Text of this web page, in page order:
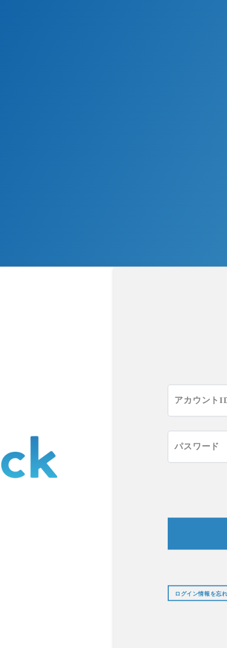
ログイン情報を忘